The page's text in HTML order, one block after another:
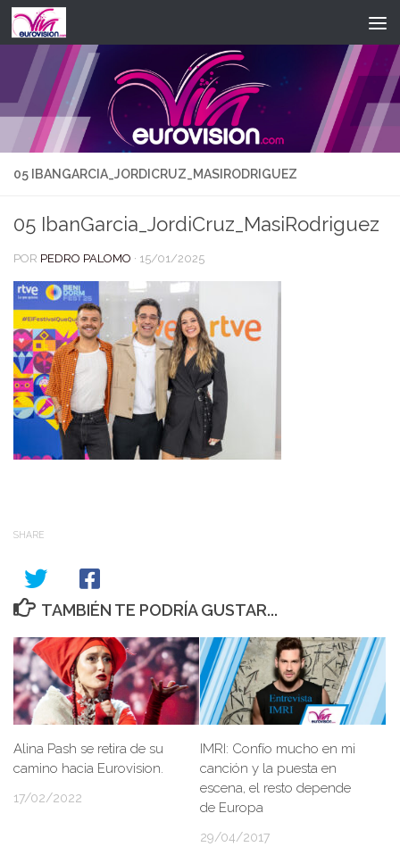
Saltar al contenido
05 IBANGARCIA_JORDICRUZ_MASIRODRIGUEZ
05 IbanGarcia_JordiCruz_MasiRodriguez
POR PEDRO PALOMO · 15/01/2025
SHARE
TAMBIÉN TE PODRÍA GUSTAR...
Alina Pash se retira de su
camino hacia Eurovision.
17/02/2022
IMRI: Confío mucho en mi
canción y la puesta en
escena, el resto depende
de Europa
29/04/2017